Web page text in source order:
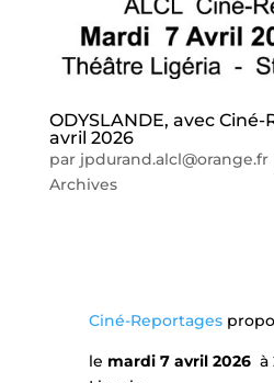
ODYSLANDE, avec
avril 2026
par jpdurand.alcl@orange.fr
Archives
Ciné-Reportages
le mardi 7 avril 2026 à